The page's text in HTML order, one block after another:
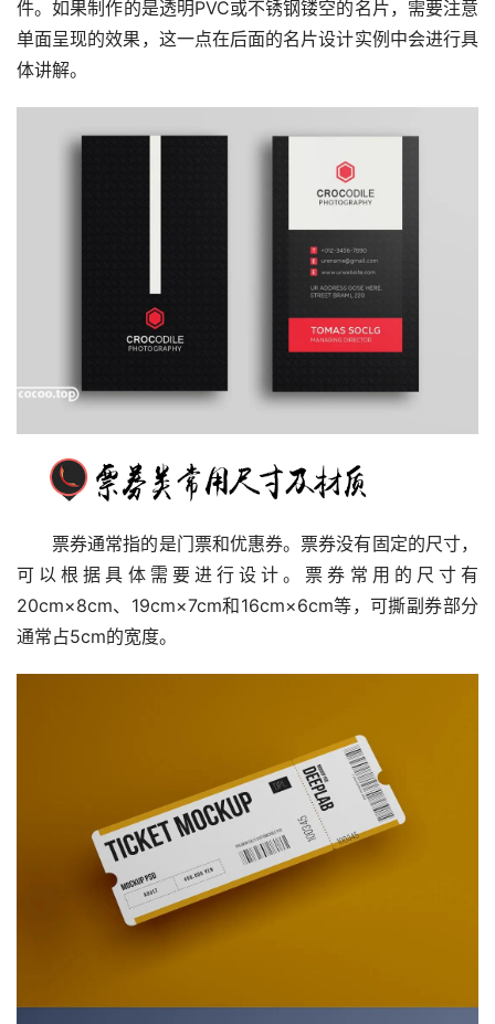
件。如果制作的是透明PVC或不锈钢镂空的名片，需要注意
单面呈现的效果，这一点在后面的名片设计实例中会进行具
体讲解。
票券通常指的是门票和优惠券。票券没有固定的尺寸，
可以根据具体需要进行设计。票券常用的尺寸有
20cm×8cm、19cm×7cm和16cm×6cm等，可撕副券部分
通常占5cm的宽度。